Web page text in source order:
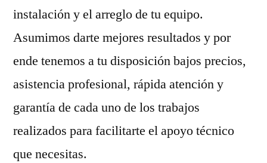
instalación y el arreglo de tu equipo.
Asumimos darte mejores resultados y por
ende tenemos a tu disposición bajos precios,
asistencia profesional, rápida atención y
garantía de cada uno de los trabajos
realizados para facilitarte el apoyo técnico
que necesitas.